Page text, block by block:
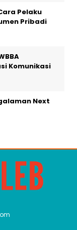
Pelaku
Pribadi
Komunikasi
Next